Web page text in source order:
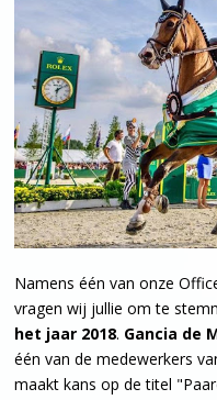
Namens één van onze
vragen wij jullie om te
het jaar 2018. Gancia de
één van de medewerkers
maakt kans op de titel